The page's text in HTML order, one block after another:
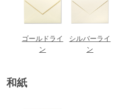
ゴールドライ
ン
シルバーライ
ン
和紙